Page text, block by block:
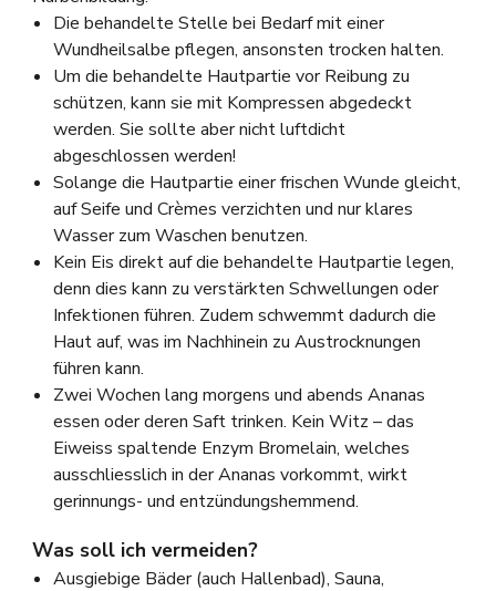
Die behandelte Stelle bei Bedarf mit einer
Wundheilsalbe pflegen, ansonsten trocken halten.
Um die behandelte Hautpartie vor Reibung zu
schützen, kann sie mit Kompressen abgedeckt
werden. Sie sollte aber nicht luftdicht
abgeschlossen werden!
Solange die Hautpartie einer frischen Wunde gleicht,
auf Seife und Crèmes verzichten und nur klares
Wasser zum Waschen benutzen.
Kein Eis direkt auf die behandelte Hautpartie legen,
denn dies kann zu verstärkten Schwellungen oder
Infektionen führen. Zudem schwemmt dadurch die
Haut auf, was im Nachhinein zu Austrocknungen
führen kann.
Zwei Wochen lang morgens und abends Ananas
essen oder deren Saft trinken. Kein Witz – das
Eiweiss spaltende Enzym Bromelain, welches
ausschliesslich in der Ananas vorkommt, wirkt
gerinnungs- und entzündungshemmend.
Was soll ich vermeiden?
Ausgiebige Bäder (auch Hallenbad), Sauna,